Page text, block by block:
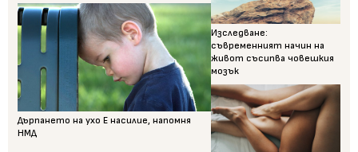
Дърпането на ухо Е насилие, напомня
НМД
Изследване:
съвременният начин на
живот съсипва човешкия
мозък